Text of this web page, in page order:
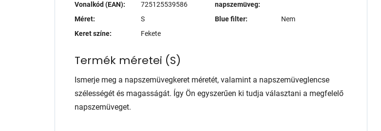
Vonalkód (EAN):
725125539586
Méret:
S
Keret színe:
Fekete
napszemüveg:
Blue filter: Nem
Termék méretei (S)
Ismerje meg a napszemüvegkeret méretét, valamint a napszemüveglencse
szélességét és magasságát. Így Ön egyszerűen ki tudja választani a megfelelő
napszemüveget.